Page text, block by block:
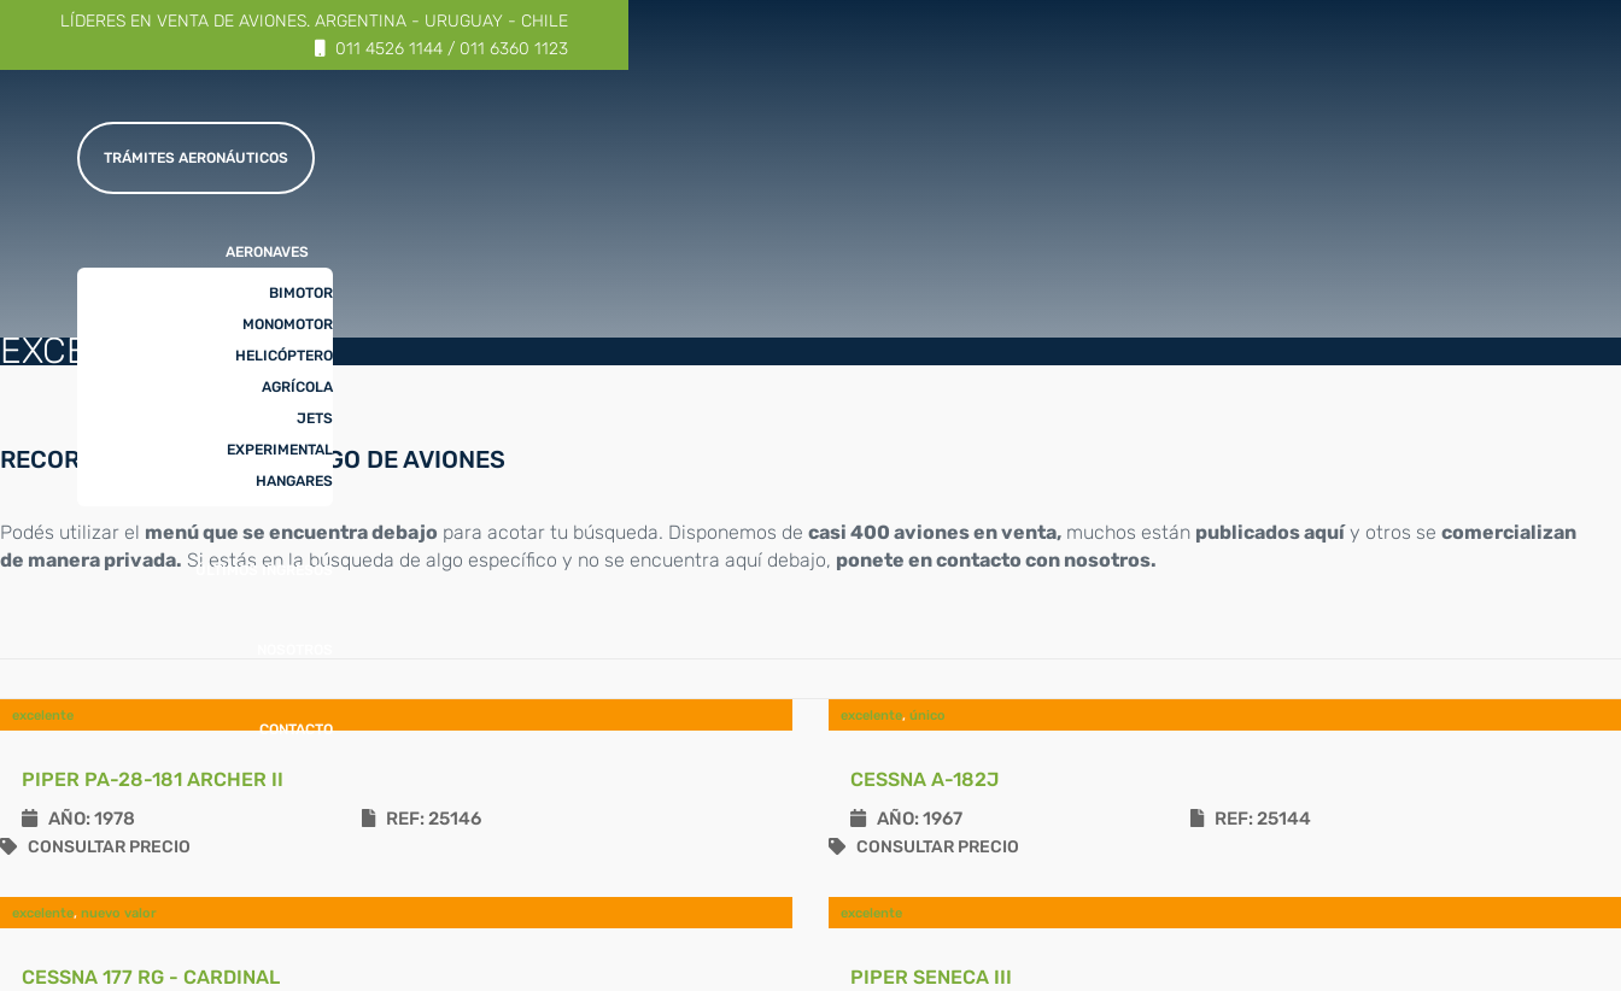
LÍDERES EN VENTA DE AVIONES. ARGENTINA - URUGUAY - CHILE
011 4526 1144 / 011 6360 1123
TRÁMITES AERONÁUTICOS
AERONAVES
BIMOTOR
MONOMOTOR
HELICÓPTERO
AGRÍCOLA
JETS
EXPERIMENTAL
HANGARES
ÚLTIMOS INGRESOS
CONTACTO
EXCELENTE
RECORRÉ NUESTRO CATÁLOGO DE AVIONES
Podés utilizar el menú que se encuentra debajo para acotar tu búsqueda. Disponemos de casi 400 aviones en venta, muchos están publicados aquíy otros se comercializan
de manera privada. Si estás en la búsqueda de algo específico y no se encuentra aquí debajo, ponete en contacto con nosotros.
excelente
PIPER PA-28-181 ARCHER II
AÑO: 1978 REF: 25146
CONSULTAR PRECIO
excelente, único
CESSNA A-182J
AÑO: 1967 REF: 25144
CONSULTAR PRECIO
excelente, nuevo valor
CESSNA 177 RG - CARDINAL
excelente
PIPER SENECA III